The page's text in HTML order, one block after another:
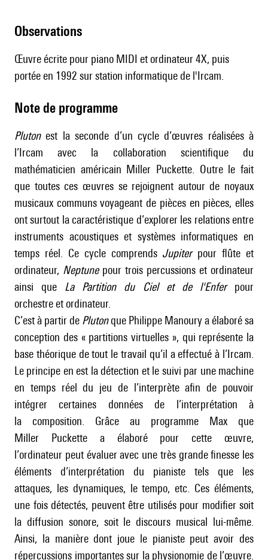
observations
Œuvre écrite pour piano MIDI et ordinateur 4X, puis
portée en 1992 sur station informatique de l'Ircam.
Note de programme
Plutonest la seconde d’un cycle d’œuvres réalisées à
l’Ircam avec la collaboration scientifique du
mathématicien américain Miller Puckette. Outre le fait
que toutes ces œuvres se rejoignent autour de noyaux
musicaux communs voyageant de pièces en pièces, elles
ont surtout la caractéristique d’explorer les relations entre
instruments acoustiques et systèmes informatiques en
temps réel. Ce cycle comprends Jupiter pour flûte et
ordinateur, Neptune pour trois percussions et ordinateur
ainsi que La Partition du Ciel et de l'Enfer
pour
orchestre et ordinateur.
C’est à partir de Plutonque Philippe Manoury a élaboré sa
conception des « partitions virtuelles », qui représente la
base théorique de tout le travail qu’il a effectué à l’Ircam.
Le principe en est la détection et le suivi par une machine
en temps réel du jeu de l’interprète afin de pouvoir
intégrer certaines données de l’interprétation à
la composition. Grâce au programme Max que
Miller Puckette a élaboré pour cette œuvre,
l’ordinateur peut évaluer avec une très grande finesse les
éléments d’interprétation du pianiste tels que les
attaques, les dynamiques, le tempo, etc. Ces éléments,
une fois détectés, peuvent être utilisés pour modifier soit
la diffusion sonore, soit le discours musical lui-même.
Ainsi, la manière dont joue le pianiste peut avoir des
répercussions importantes sur la physionomie de l’œuvre.